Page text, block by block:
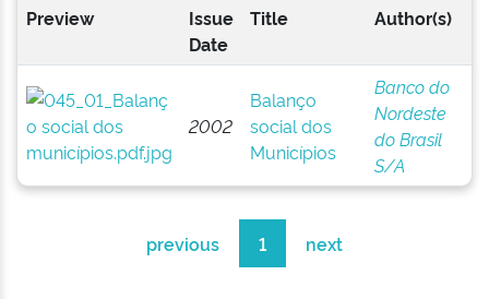
Preview
Issue
Date
Title Author(s)
2002
Balanço
social dos
Municípios
Banco do
Nordeste
do Brasil
S/A
previous 1 next